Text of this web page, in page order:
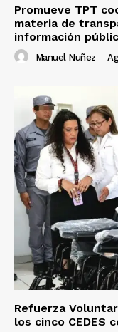
Promueve TPT
materia de
información
Manuel Nuñez -
Refuerza
los cinco CEDES